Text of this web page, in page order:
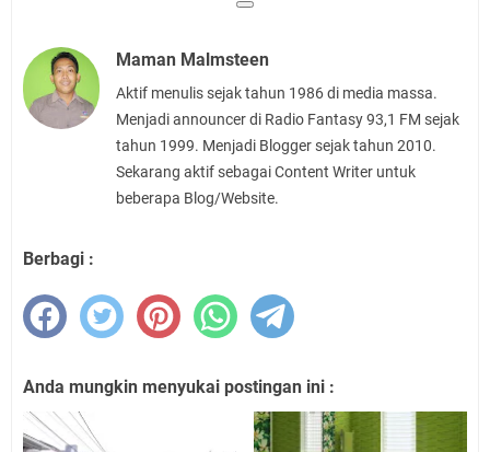
Maman Malmsteen
Aktif menulis sejak tahun 1986 di media massa.
Menjadi announcer di Radio Fantasy 93,1 FM sejak
tahun 1999. Menjadi Blogger sejak tahun 2010.
Sekarang aktif sebagai Content Writer untuk
beberapa Blog/Website.
Berbagi :
Anda mungkin menyukai postingan ini :